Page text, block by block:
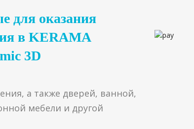
для оказания
в KERAMA
3D
а также дверей, ванной,
мебели и другой